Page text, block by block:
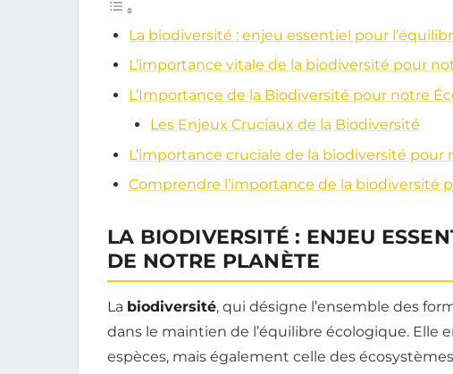
La biodiversité : enjeu essentiel pour
L’importance vitale de la biodiversité pour
L’Importance de la Biodiversité pour notre
Les Enjeux Cruciaux de la Biodiversité
L’importance cruciale de la biodiversité pour
Comprendre l’importance de la biodiversité
LA BIODIVERSITÉ : ENJEU
DE NOTRE PLANÈTE
La biodiversité, qui désigne l’ensemble des
dans le maintien de l’équilibre écologique. Elle
espèces, mais également celle des